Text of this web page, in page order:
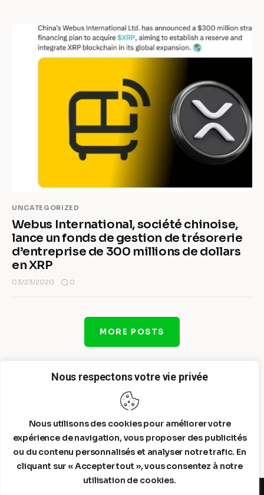
Nous respectons votre vie privée
Nous utilisons des cookies pour améliorer votre
expérience de navigation, vous proposer des publicités
ou du contenu personnalisés et analyser notre trafic. En
cliquant sur « Accepter tout », vous consentez à notre
utilisation de cookies.
UNCATEGORIZED
Webus International, société chinoise,
lance un fonds de gestion de trésorerie
d’entreprise de 300 millions de dollars
en XRP
03/23/2020 0
MORE POSTS